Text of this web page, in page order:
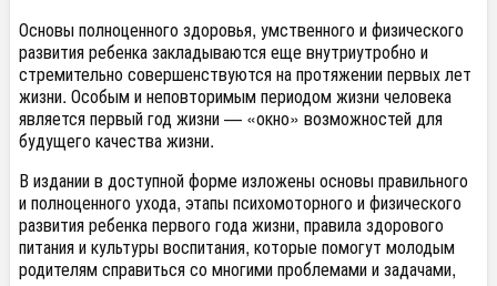
Основы полноценного здоровья, умственного и физического
развития ребенка закладываются еще внутриутробно и
стремительно совершенствуются на протяжении первых лет
жизни. Особым и неповторимым периодом жизни человека
является первый год жизни — «окно» возможностей для
будущего качества жизни.
В издании в доступной форме изложены основы правильного
и полноценного ухода, этапы психомоторного и физического
развития ребенка первого года жизни, правила здорового
питания и культуры воспитания, которые помогут молодым
родителям справиться со многими проблемами и задачами,